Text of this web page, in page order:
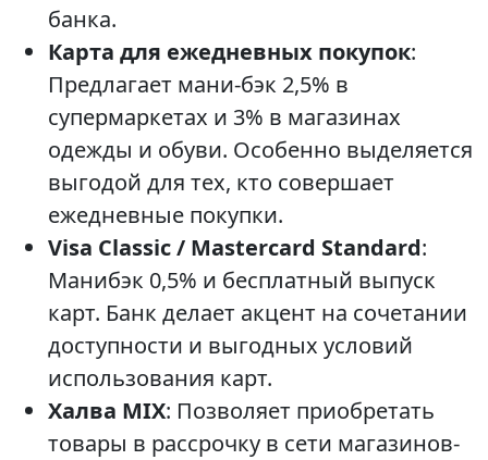
банка.
Карта для ежедневных покупок:
Предлагает мани-бэк 2,5% в
супермаркетах и 3% в магазинах
одежды и обуви. Особенно выделяется
выгодой для тех, кто совершает
ежедневные покупки.
Visa Classic / Mastercard Standard:
Манибэк 0,5% и бесплатный выпуск
карт. Банк делает акцент на сочетании
доступности и выгодных условий
использования карт.
Халва MIX: Позволяет приобретать
товары в рассрочку в сети магазинов-